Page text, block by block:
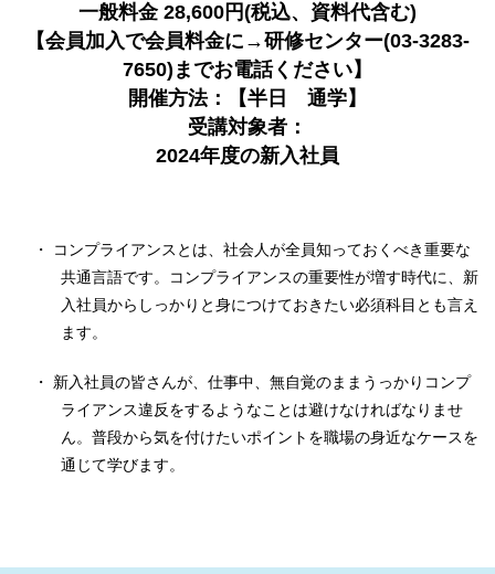
一般料金 28,600円(税込、資料代含む)
【会員加入で会員料金に→研修センター(03-3283-
7650)までお電話ください】
開催方法：【半日 通学】
受講対象者：
2024年度の新入社員
・ コンプライアンスとは、社会人が全員知っておくべき重要な
共通言語です。コンプライアンスの重要性が増す時代に、新
入社員からしっかりと身につけておきたい必須科目とも言え
ます。
・ 新入社員の皆さんが、仕事中、無自覚のままうっかりコンプ
ライアンス違反をするようなことは避けなければなりませ
ん。普段から気を付けたいポイントを職場の身近なケースを
通じて学びます。